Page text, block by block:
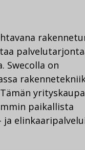
Swecolla on
paikallista